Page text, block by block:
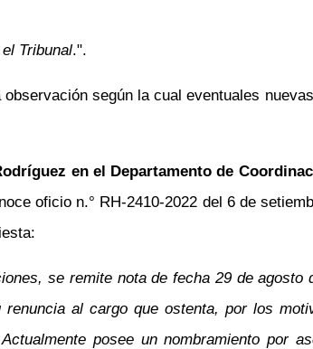
Tribunal.".
según la cual eventuales
en el Departamento de
oficio n.° RH-2410-2022 del 6 de
se remite nota de fecha 29 de
renuncia al cargo que ostenta, por los
posee un nombramiento por